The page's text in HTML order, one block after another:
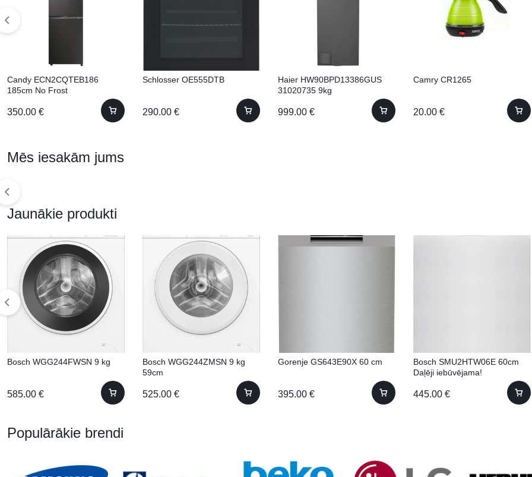
Candy ECN2CQTEB186
185cm No Frost
350.00 €
Schlosser OE555DTB
290.00 €
Haier HW90BPD13386GUS
31020735 9kg
999.00 €
Camry CR1265
20.00 €
Mēs iesakām jums
Jaunākie produkti
Bosch WGG244FWSN 9 kg
585.00 €
Bosch WGG244ZMSN 9 kg
59cm
525.00 €
Gorenje GS643E90X 60 cm
395.00 €
Bosch SMU2HTW06E 60cm
Daļēji iebūvējama!
445.00 €
Populārākie brendi